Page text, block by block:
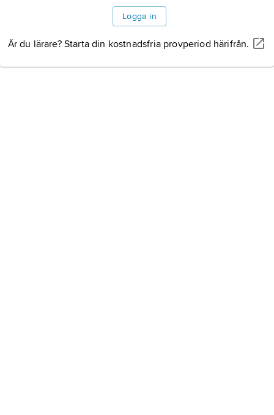
Logga in
Är du lärare? Starta din kostnadsfria provperiod härifrån.